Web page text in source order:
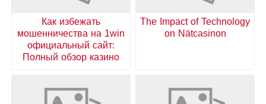
The Impact of Technology
on Nätcasinon
Как избежать
мошенничества на 1win
официальный сайт:
Полный обзор казино